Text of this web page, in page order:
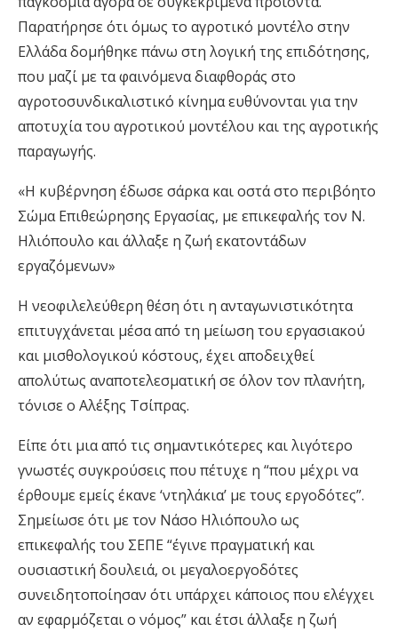
Παρατήρησε ότι όμως το αγροτικό μοντέλο στην
Ελλάδα δομήθηκε πάνω στη λογική της επιδότησης,
που μαζί με τα φαινόμενα διαφθοράς στο
αγροτοσυνδικαλιστικό κίνημα ευθύνονται για την
αποτυχία του αγροτικού μοντέλου και της αγροτικής
παραγωγής.
«Η κυβέρνηση έδωσε σάρκα και οστά στο περιβόητο
Σώμα Επιθεώρησης Εργασίας, με επικεφαλής τον Ν.
Ηλιόπουλο και άλλαξε η ζωή εκατοντάδων
εργαζόμενων»
Η νεοφιλελεύθερη θέση ότι η ανταγωνιστικότητα
επιτυγχάνεται μέσα από τη μείωση του εργασιακού
και μισθολογικού κόστους, έχει αποδειχθεί
απολύτως αναποτελεσματική σε όλον τον πλανήτη,
τόνισε ο Αλέξης Τσίπρας.
Είπε ότι μια από τις σημαντικότερες και λιγότερο
γνωστές συγκρούσεις που πέτυχε η “που μέχρι να
έρθουμε εμείς έκανε ‘ντηλάκια’ με τους εργοδότες”.
Σημείωσε ότι με τον Νάσο Ηλιόπουλο ως
επικεφαλής του ΣΕΠΕ “έγινε πραγματική και
ουσιαστική δουλειά, οι μεγαλοεργοδότες
συνειδητοποίησαν ότι υπάρχει κάποιος που ελέγχει
αν εφαρμόζεται ο νόμος” και έτσι άλλαξε η ζωή